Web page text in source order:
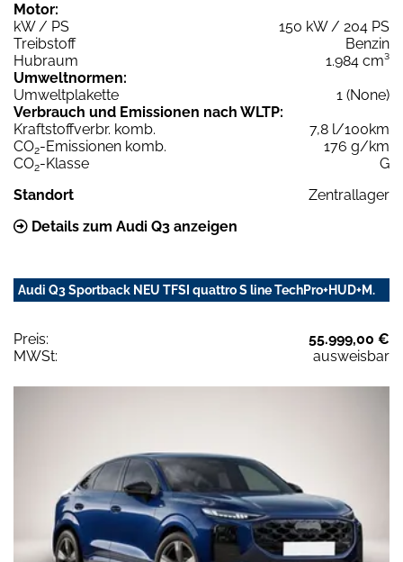
Motor:
kW / PS
150 kW / 204 PS
Treibstoff
Benzin
Hubraum
1.984 cm³
Umweltnormen:
Umweltplakette
1 (None)
Verbrauch und Emissionen nach WLTP:
Kraftstoffverbr. komb.
7,8 l/100km
CO2-Emissionen komb.
176 g/km
CO2-Klasse
G
Standort
Zentrallager
Details zum Audi Q3 anzeigen
Audi Q3 Sportback NEU TFSI quattro S line TechPro+HUD+M.
Preis:
55.999,00 €
MWSt:
ausweisbar